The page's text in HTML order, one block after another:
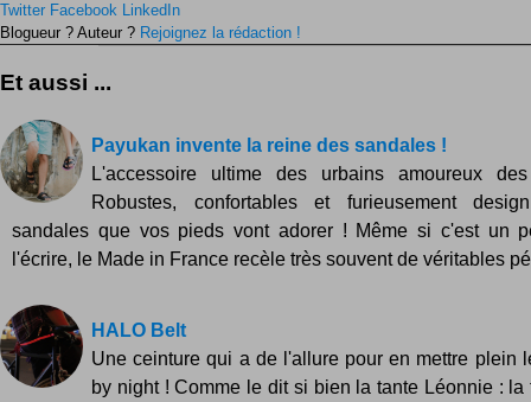
Twitter Facebook LinkedIn
Blogueur ? Auteur ? Rejoignez la rédaction !
Et aussi ...
Payukan invente la reine des sandales !
L'accessoire ultime des urbains amoureux
Robustes, confortables et furieusement
sandales que vos pieds vont adorer ! Même si c'est un
l'écrire, le Made in France recèle très souvent de véritables
HALO Belt
Une ceinture qui a de l'allure pour en mettre plein
by night ! Comme le dit si bien la tante Léonnie : la